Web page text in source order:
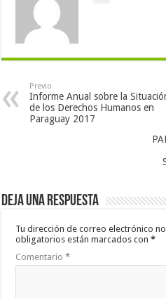
Previo
Informe Anual sobre la
de los Derechos Humanos en
Paraguay 2017
Deja una respuesta
Tu dirección de correo electrónico
obligatorios están marcados con*
Comentario*